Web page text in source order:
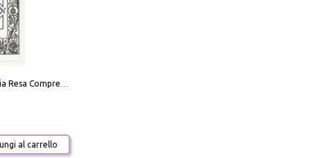
La Massoneria Resa Comprensibile ai Suoi Adepti. Vol. 3: il Maestro.
al carrello